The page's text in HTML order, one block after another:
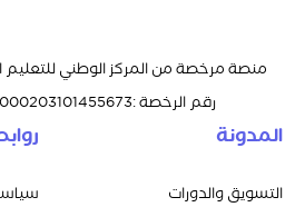
منصة مرخصة من المركز الوطني للتعليم
رقم الرخصة:
المدونة
التسويق والدورات